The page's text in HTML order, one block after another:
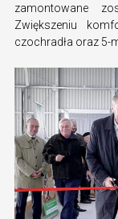
zamontowane
Zwiększeniu
czochradła oraz 5-